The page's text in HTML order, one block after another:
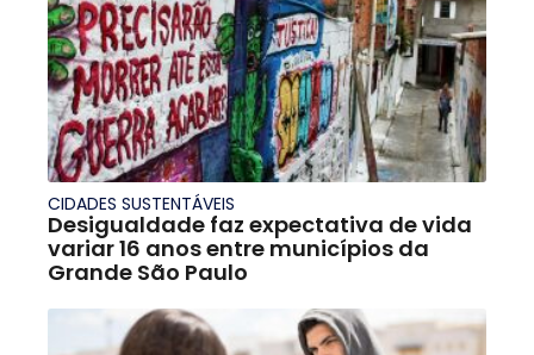
CIDADES SUSTENTÁVEIS
Desigualdade faz expectativa de vida
variar 16 anos entre municípios da
Grande São Paulo